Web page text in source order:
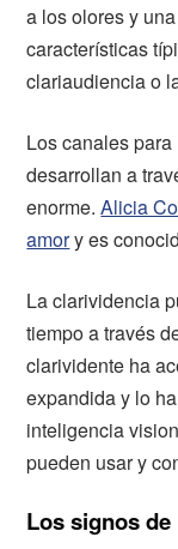
a los olores y
características
clariaudiencia o
Los canales
desarrollan a
enorme.Alicia
amory es
La clarividencia
tiempo a través
clarividente ha
expandida y lo
inteligencia
pueden usar y
Los signos